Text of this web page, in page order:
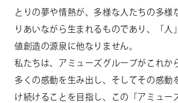
とりの夢や情熱が、多様な人たちの多様
りあいながら生まれるものであり、「人
値創造の源泉に他なりません。
私たちは、アミューズグループがこれか
多くの感動を生み出し、そしてその感動
け続けることを目指し、この「アミュー